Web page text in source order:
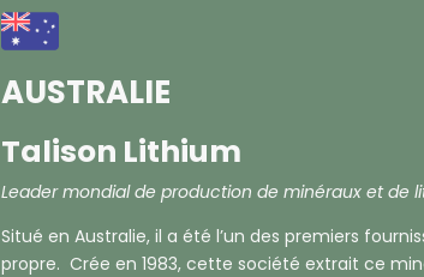
AUSTRALIE
Talison Lithium
Leader mondial de production de minéraux et de
Situé en Australie, il a été l’un des premiers
propre. Crée en 1983, cette société extrait ce